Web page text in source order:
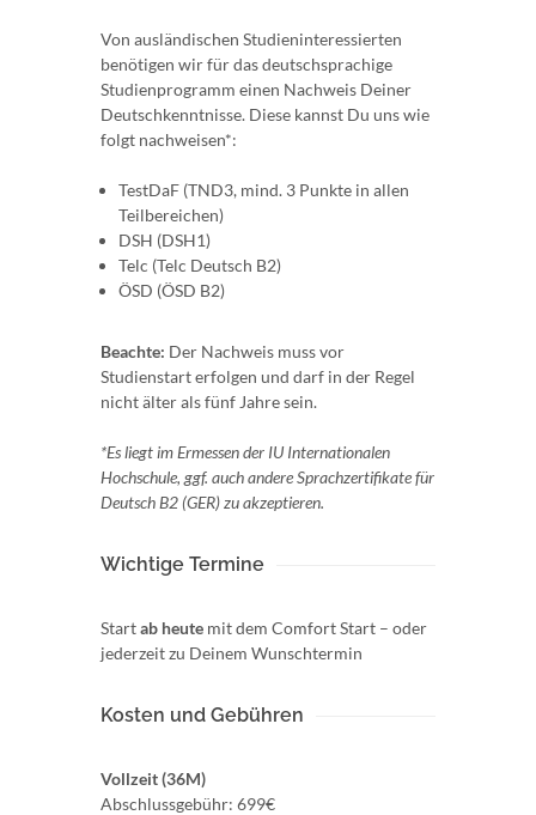
Von ausländischen Studieninteressierten
benötigen wir für das deutschsprachige
Studienprogramm einen Nachweis Deiner
Deutschkenntnisse. Diese kannst Du uns wie
folgt nachweisen*:
TestDaF (TND3, mind. 3 Punkte in allen
Teilbereichen)
DSH (DSH1)
Telc (Telc Deutsch B2)
ÖSD (ÖSD B2)
Beachte: Der Nachweis muss vor
Studienstart erfolgen und darf in der Regel
nicht älter als fünf Jahre sein.
*Es liegt im Ermessen der IU Internationalen
Hochschule, ggf. auch andere Sprachzertifikate für
Deutsch B2 (GER) zu akzeptieren.
Wichtige Termine
Startab heute mit dem Comfort Start – oder
jederzeit zu Deinem Wunschtermin
Kosten und Gebühren
Vollzeit (36M)
Abschlussgebühr: 699€